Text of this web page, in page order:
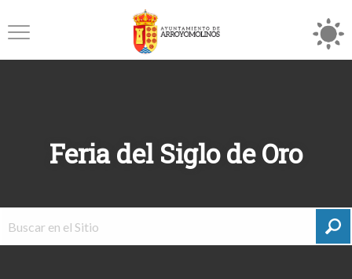
Feria del Siglo de Oro